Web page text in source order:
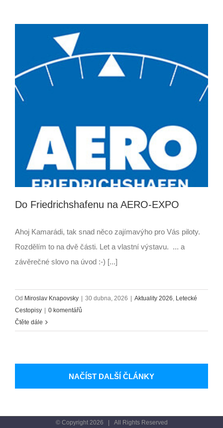
Do Friedrichshafenu na AERO-EXPO
Ahoj Kamarádi, tak snad něco zajímavýho pro Vás piloty.
Rozdělím to na dvě části. Let a vlastní výstavu. ... a
závěrečné slovo na úvod :-) [...]
Od Miroslav Knapovsky | 30 dubna, 2026 | Aktuality 2026 Letecké
Cestopisy | 0 komentářů
Čtěte dále
NAČÍST DALŠÍ ČLÁNKY
© Copyright 2026 | All Rights Reserved